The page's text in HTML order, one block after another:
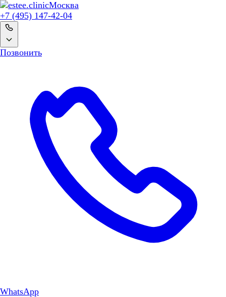
Москва
+7 (495) 147-42-04
Позвонить
WhatsApp